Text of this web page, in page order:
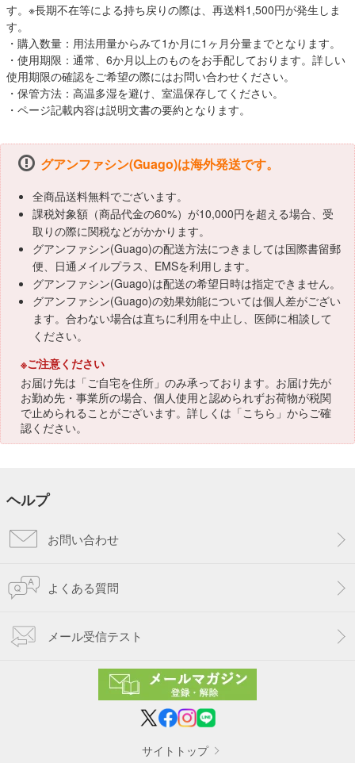
す。※長期不在等による持ち戻りの際は、再送料1,500円が発生しま
す。
・購入数量：用法用量からみて1か月に1ヶ月分量までとなります。
・使用期限：通常、6か月以上のものをお手配しております。詳しい
使用期限の確認をご希望の際にはお問い合わせください。
・保管方法：高温多湿を避け、室温保存してください。
・ページ記載内容は説明文書の要約となります。
グアンファシン(Guago)は海外発送です。
全商品送料無料でございます。
課税対象額（商品代金の60%）が10,000円を超える場合、受
取りの際に関税などがかかります。
グアンファシン(Guago)の配送方法につきましては国際書留郵
便、日通メイルプラス、EMSを利用します。
グアンファシン(Guago)は配送の希望日時は指定できません。
グアンファシン(Guago)の効果効能については個人差がござい
ます。合わない場合は直ちに利用を中止し、医師に相談して
ください。
※ご注意ください
お届け先は「ご自宅を住所」のみ承っております。お届け先が
お勤め先・事業所の場合、個人使用と認められずお荷物が税関
で止められることがございます。詳しくは「こちら 」からご確
認ください。
ヘルプ
お問い合わせ
よくある質問
メール受信テスト
サイトトップ